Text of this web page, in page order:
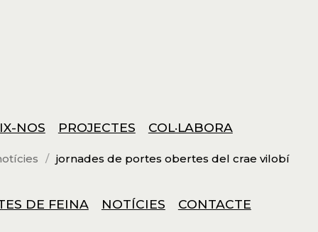
NOS PROJECTES COL·LABORA
DE FEINA NOTÍCIES CONTACTE
jornades de portes obertes del crae vilobí